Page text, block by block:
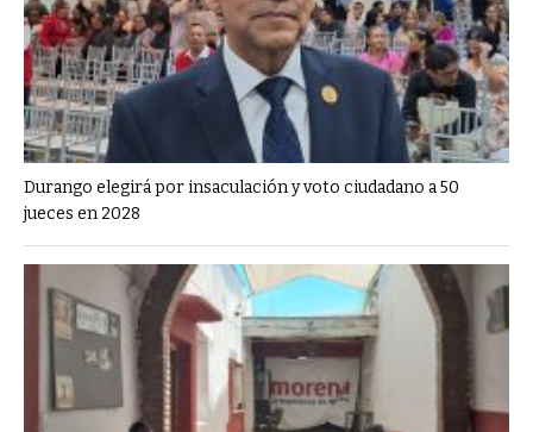
Durango elegirá por insaculación y voto ciudadano a 50
jueces en 2028